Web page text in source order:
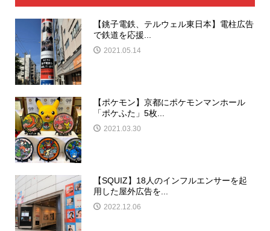
【銚子電鉄、テルウェル東日本】電柱広告
で鉄道を応援...
2021.05.14
【ポケモン】京都にポケモンマンホール
「ポケふた」5枚...
2021.03.30
【SQUIZ】18人のインフルエンサーを起
用した屋外広告を...
2022.12.06